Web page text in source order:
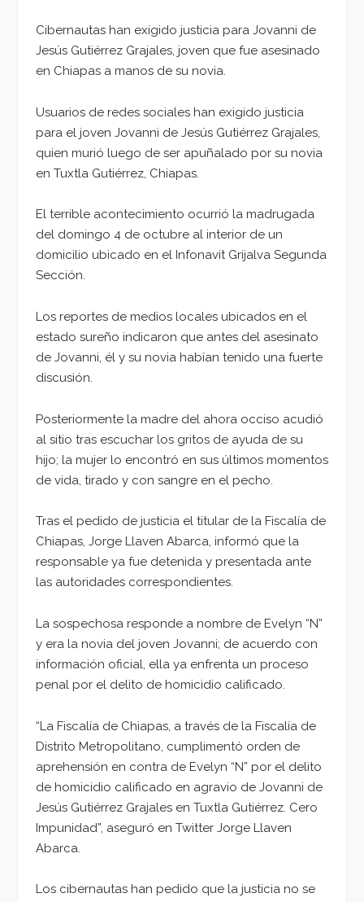
Cibernautas han exigido justicia para Jovanni de
Jesús Gutiérrez Grajales, joven que fue asesinado
en Chiapas a manos de su novia.
Usuarios de redes sociales han exigido justicia
para el joven Jovanni de Jesús Gutiérrez Grajales,
quien murió luego de ser apuñalado por su novia
en Tuxtla Gutiérrez, Chiapas.
El terrible acontecimiento ocurrió la madrugada
del domingo 4 de octubre al interior de un
domicilio ubicado en el Infonavit Grijalva Segunda
Sección.
Los reportes de medios locales ubicados en el
estado sureño indicaron que antes del asesinato
de Jovanni, él y su novia habían tenido una fuerte
discusión.
Posteriormente la madre del ahora occiso acudió
al sitio tras escuchar los gritos de ayuda de su
hijo; la mujer lo encontró en sus últimos momentos
de vida, tirado y con sangre en el pecho.
Tras el pedido de justicia el titular de la Fiscalía de
Chiapas, Jorge Llaven Abarca, informó que la
responsable ya fue detenida y presentada ante
las autoridades correspondientes.
La sospechosa responde a nombre de Evelyn “N”
y era la novia del joven Jovanni; de acuerdo con
información oficial, ella ya enfrenta un proceso
penal por el delito de homicidio calificado.
“La Fiscalía de Chiapas, a través de la Fiscalía de
Distrito Metropolitano, cumplimentó orden de
aprehensión en contra de Evelyn “N” por el delito
de homicidio calificado en agravio de Jovanni de
Jesús Gutiérrez Grajales en Tuxtla Gutiérrez. Cero
Impunidad”, aseguró en Twitter Jorge Llaven
Abarca.
Los cibernautas han pedido que la justicia no se